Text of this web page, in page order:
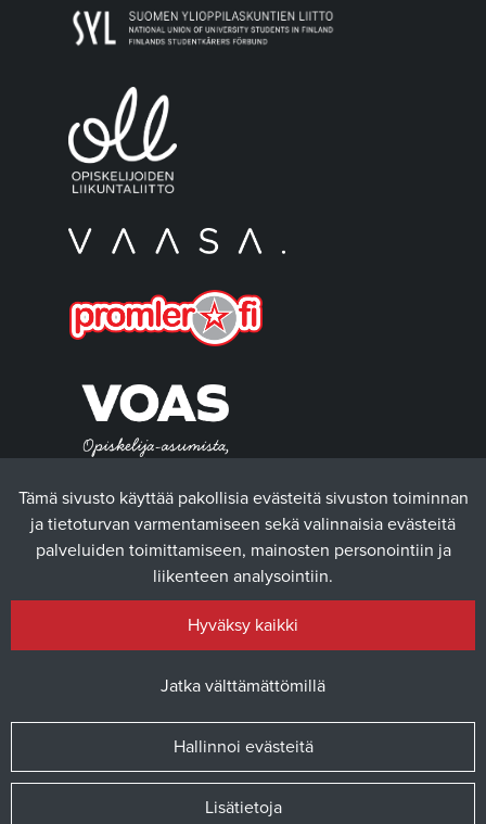
Tämä sivusto käyttää pakollisia evästeitä sivuston toiminnan
ja tietoturvan varmentamiseen sekä valinnaisia evästeitä
palveluiden toimittamiseen, mainosten personointiin ja
liikenteen analysointiin.
Hyväksy kaikki
Jatka välttämättömillä
Hallinnoi evästeitä
Lisätietoja
© 2025 Vaasan yliopiston ylioppilaskunta / VerkkosivustoatFlow